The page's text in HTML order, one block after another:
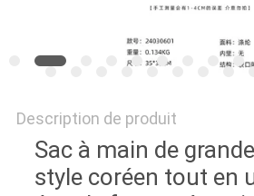
Description de produit
Sac à main de
style coréen tout en